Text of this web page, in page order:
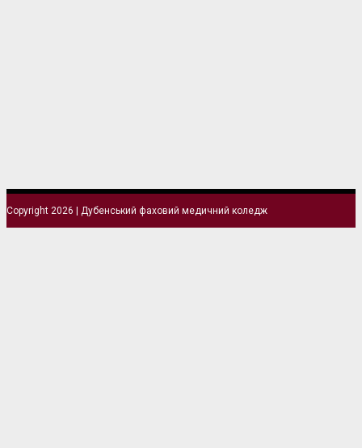
Copyright 2026 | Дубенський фаховий медичний коледж